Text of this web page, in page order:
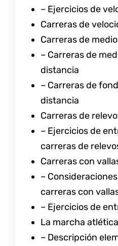
– Ejercicios de
Carreras de
Carreras de
– Carreras de
distancia
– Carreras de
distancia
Carreras de
– Ejercicios de
carreras de
Carreras con
–
carreras con
– Ejercicios de
La marcha atlética
– Descripción